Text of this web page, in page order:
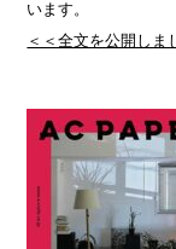
います。
＜＜全文を公開しま